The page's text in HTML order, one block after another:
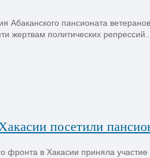
Абаканского пансионата
жертвам политических репрессий...
посетили
фронта в Хакасии приняла участие